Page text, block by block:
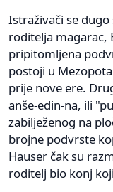
Istraživači se
roditelja magarac,
pripitomljena
postoji u
prije nove ere.
anše-edin-na, ili
zabilježenog na
brojne podvrste
Hauser čak su
roditelj bio konj